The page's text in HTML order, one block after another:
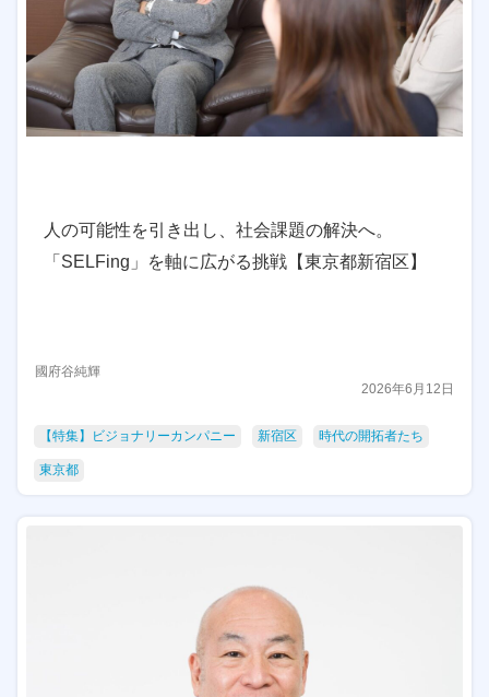
人の可能性を引き出し、社会課題の解決へ。
「SELFing」を軸に広がる挑戦【東京都新宿区】
國府谷純輝
2026年6月12日
【特集】ビジョナリーカンパニー 新宿区 時代の開拓者たち
東京都